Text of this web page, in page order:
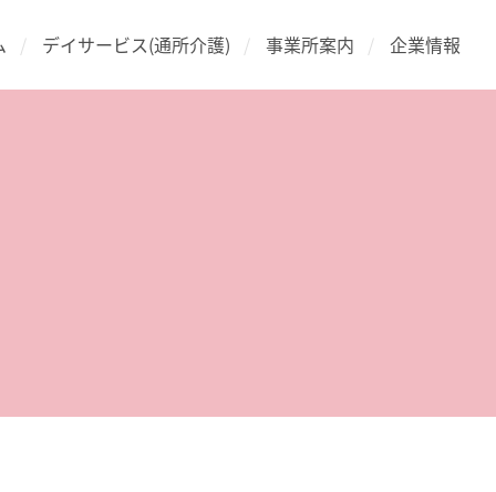
デイサービス(通所介護) 事業所案内 企業情報